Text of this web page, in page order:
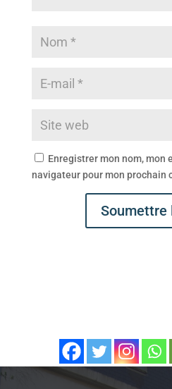
Enregistrer mon nom, mon
navigateur pour mon prochain
Soumettre